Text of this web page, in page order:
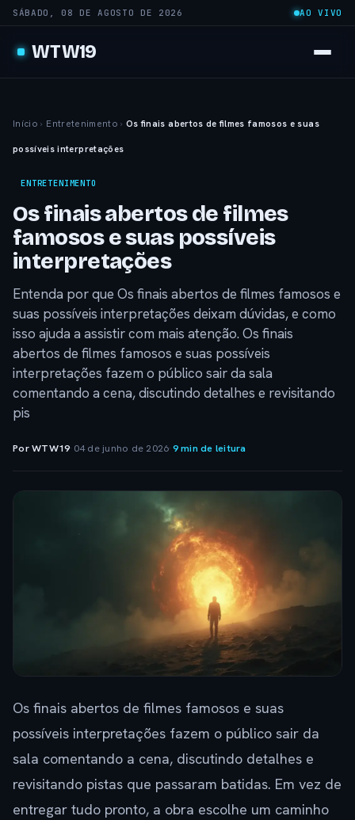
SÁBADO, 08 DE AGOSTO DE 2026 AO VIVO
WTW19
Início › Entretenimento › Os finais abertos de filmes famosos e suas
possíveis interpretações
ENTRETENIMENTO
Os finais abertos de filmes
famosos e suas possíveis
interpretações
Entenda por que Os finais abertos de filmes famosos e
suas possíveis interpretações deixam dúvidas, e como
isso ajuda a assistir com mais atenção. Os finais
abertos de filmes famosos e suas possíveis
interpretações fazem o público sair da sala
comentando a cena, discutindo detalhes e revisitando
pis
Por WTW19· 04 de junho de 2026·9 min de leitura
Os finais abertos de filmes famosos e suas
possíveis interpretações fazem o público sair da
sala comentando a cena, discutindo detalhes e
revisitando pistas que passaram batidas. Em vez de
entregar tudo pronto, a obra escolhe um caminho